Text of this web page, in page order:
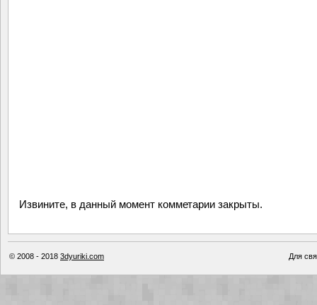
Извините, в данный момент комметарии закрыты.
© 2008 - 2018 3dyuriki.com Для